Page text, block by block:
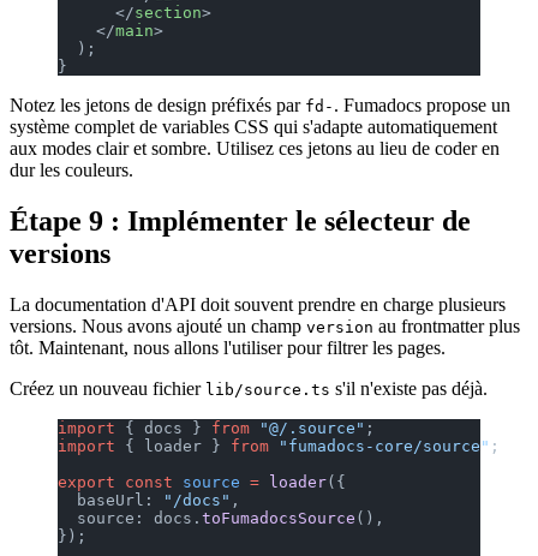
      </
section>
    </
main>
  );
}
Notez les jetons de design préfixés par fd- . Fumadocs propose un
système complet de variables CSS qui s'adapte automatiquement
aux modes clair et sombre. Utilisez ces jetons au lieu de coder en
dur les couleurs.
Étape 9 : Implémenter le sélecteur de
versions
La documentation d'API doit souvent prendre en charge plusieurs
versions. Nous avons ajouté un champ version au frontmatter plus
tôt. Maintenant, nous allons l'utiliser pour filtrer les pages.
Créez un nouveau fichier lib/source.ts s'il n'existe pas déjà.
import { docs } from "@/.source" ;
import { loader } from "fumadocs-core/source" ;
export const source = loader({
  baseUrl:
"/docs" ,
  source: docs.
toFumadocsSource (),
});